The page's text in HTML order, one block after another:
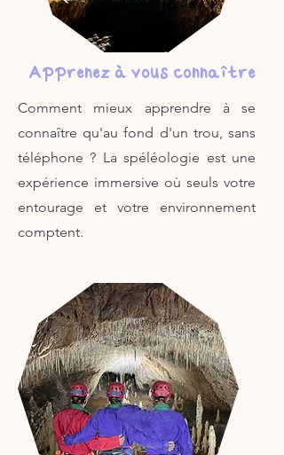
Apprenez à vous connaître
Comment mieux apprendre à se
connaître qu'au fond d'un trou, sans
téléphone ? La spéléologie est une
expérience immersive où seuls votre
entourage et votre environnement
comptent.